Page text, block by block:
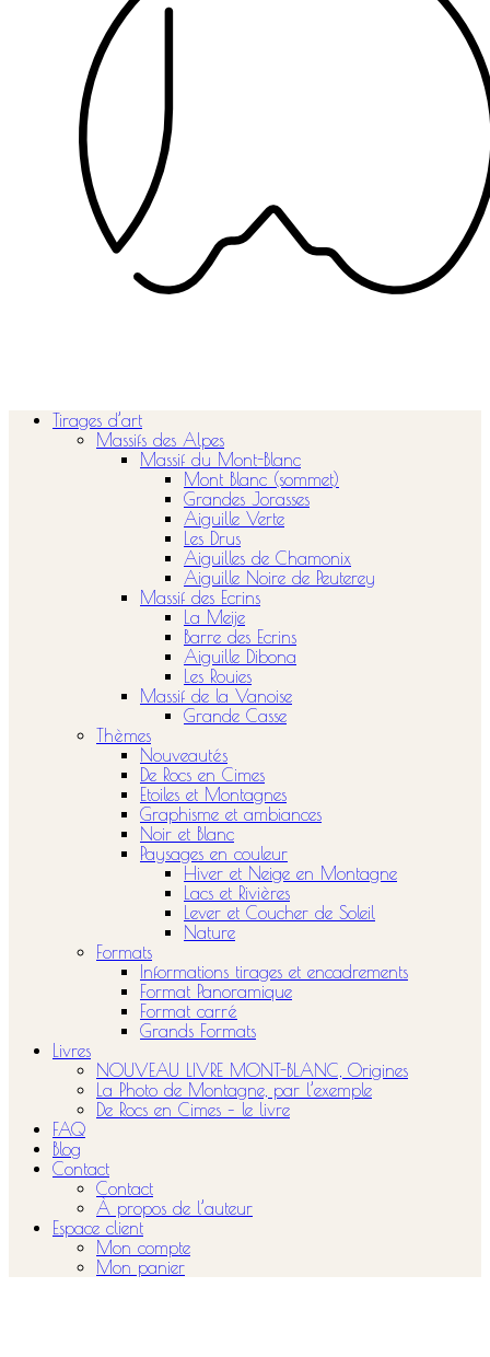
Tirages d’art
Massifs des Alpes
Massif du Mont-Blanc
Mont Blanc (sommet)
Grandes Jorasses
Aiguille Verte
Les Drus
Aiguilles de Chamonix
Aiguille Noire de Peuterey
Massif des Ecrins
La Meije
Barre des Ecrins
Aiguille Dibona
Les Rouies
Massif de la Vanoise
Grande Casse
Thèmes
Nouveautés
De Rocs en Cimes
Etoiles et Montagnes
Graphisme et ambiances
Noir et Blanc
Paysages en couleur
Hiver et Neige en Montagne
Lacs et Rivières
Lever et Coucher de Soleil
Nature
Formats
Informations tirages et encadrements
Format Panoramique
Format carré
Grands Formats
Livres
NOUVEAU LIVRE MONT-BLANC, Origines
La Photo de Montagne, par l’exemple
De Rocs en Cimes – le livre
FAQ
Blog
Contact
Contact
À propos de l’auteur
Espace client
Mon compte
Mon panier